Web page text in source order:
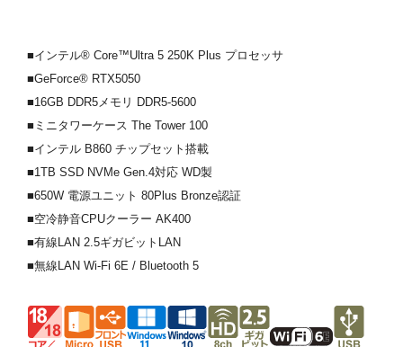
■インテル® Core™Ultra 5 250K Plus プロセッサ
■GeForce® RTX5050
■16GB DDR5メモリ DDR5-5600
■ミニタワーケース The Tower 100
■インテル B860 チップセット搭載
■1TB SSD NVMe Gen.4対応 WD製
■650W 電源ユニット 80Plus Bronze認証
■空冷静音CPUクーラー AK400
■有線LAN 2.5ギガビットLAN
■無線LAN Wi-Fi 6E / Bluetooth 5